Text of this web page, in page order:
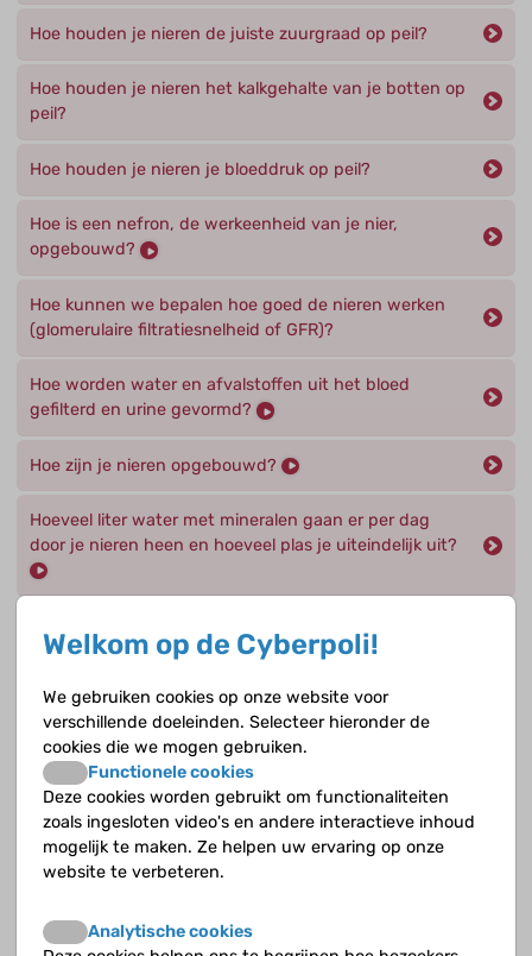
Hoe houden je nieren de juiste zuurgraad op peil?
Hoe houden je nieren het kalkgehalte van je botten op
peil?
Hoe houden je nieren je bloeddruk op peil?
Hoe is een nefron, de werkeenheid van je nier,
opgebouwd?
Hoe kunnen we bepalen hoe goed de nieren werken
(glomerulaire filtratiesnelheid of GFR)?
Hoe worden water en afvalstoffen uit het bloed
gefilterd en urine gevormd?
Hoe zijn je nieren opgebouwd?
Hoeveel liter water met mineralen gaan er per dag
door je nieren heen en hoeveel plas je uiteindelijk uit?
nieren, precies?
Wat doen de nieren precies?
Wat gebeurt er met de voorurine in de lis van Henle ?
Wat gebeurt er met de voorurine in het distale (veraf)
Wat gebeurt er met de voorurine in het proximale
Welkom op de Cyberpoli!
We gebruiken cookies op onze website voor
verschillende doeleinden. Selecteer hieronder de
cookies die we mogen gebruiken.
Functionele cookies
Deze cookies worden gebruikt om functionaliteiten
zoals ingesloten video's en andere interactieve inhoud
mogelijk te maken. Ze helpen uw ervaring op onze
website te verbeteren.
Analytische cookies